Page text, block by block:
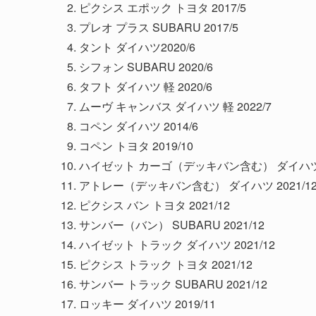
ピクシス エポック トヨタ 2017/5
プレオ プラス SUBARU 2017/5
タント ダイハツ2020/6
シフォン SUBARU 2020/6
タフト ダイハツ 軽 2020/6
ムーヴ キャンバス ダイハツ 軽 2022/7
コペン ダイハツ 2014/6
コペン トヨタ 2019/10
ハイゼット カーゴ（デッキバン含む） ダイハ
アトレー（デッキバン含む） ダイハツ 2021/
ピクシス バン トヨタ 2021/12
サンバー（バン） SUBARU 2021/12
ハイゼット トラック ダイハツ 2021/12
ピクシス トラック トヨタ 2021/12
サンバー トラック SUBARU 2021/12
ロッキー ダイハツ 2019/11